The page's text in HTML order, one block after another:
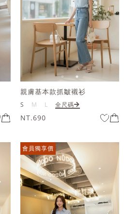
親膚基本款抓皺襯衫
S M L 全尺碼
NT.690
會員獨享價